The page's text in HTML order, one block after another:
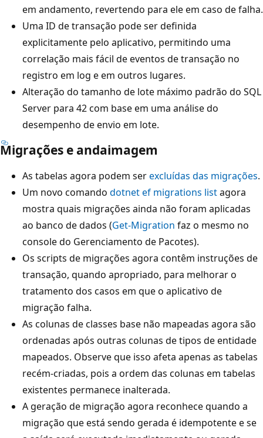
em andamento, revertendo para ele em caso de falha.
Uma ID de transação pode ser definida
explicitamente pelo aplicativo, permitindo uma
correlação mais fácil de eventos de transação no
registro em log e em outros lugares.
Alteração do tamanho de lote máximo padrão do SQL
Server para 42 com base em uma análise do
desempenho de envio em lote.
Migrações e andaimagem
As tabelas agora podem serexcluídas das migrações.
Um novo comando dotnet ef migrations listagora
mostra quais migrações ainda não foram aplicadas
ao banco de dados (Get-Migration faz o mesmo no
console do Gerenciamento de Pacotes).
Os scripts de migrações agora contêm instruções de
transação, quando apropriado, para melhorar o
tratamento dos casos em que o aplicativo de
migração falha.
As colunas de classes base não mapeadas agora são
ordenadas após outras colunas de tipos de entidade
mapeados. Observe que isso afeta apenas as tabelas
recém-criadas, pois a ordem das colunas em tabelas
existentes permanece inalterada.
A geração de migração agora reconhece quando a
migração que está sendo gerada é idempotente e se